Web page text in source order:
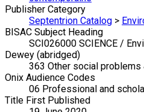
Publisher Category
Septentrion Catalog >
BISAC Subject Heading
SCI026000 SCIENCE /
Dewey (abridged)
363 Other social problems
Onix Audience Codes
06 Professional and
Title First Published